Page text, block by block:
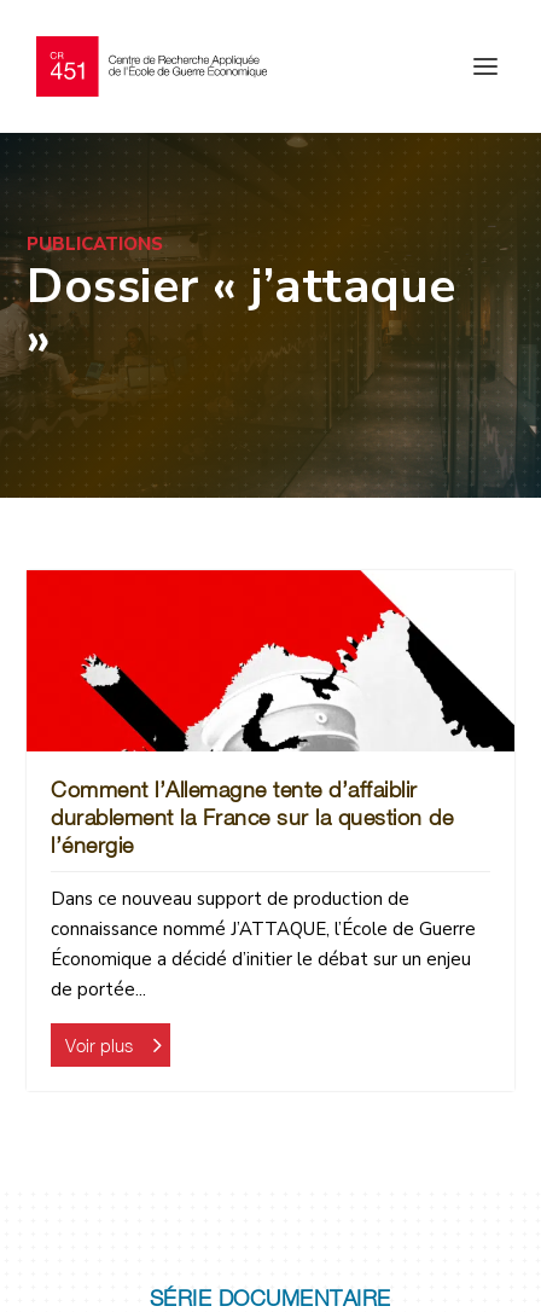
PUBLICATIONS
Dossier « j’attaque
»
Comment l’Allemagne tente d’affaiblir
durablement la France sur la question de
l’énergie
Dans ce nouveau support de production de
connaissance nommé J’ATTAQUE, l’École de Guerre
Économique a décidé d’initier le débat sur un enjeu
de portée...
Voir plus
SÉRIE DOCUMENTAIRE